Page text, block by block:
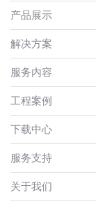
产品展示
解决方案
服务内容
工程案例
下载中心
服务支持
关于我们